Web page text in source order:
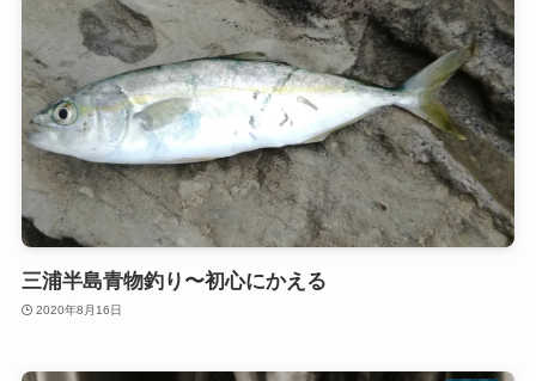
三浦半島青物釣り〜初心にかえる
2020年8月16日